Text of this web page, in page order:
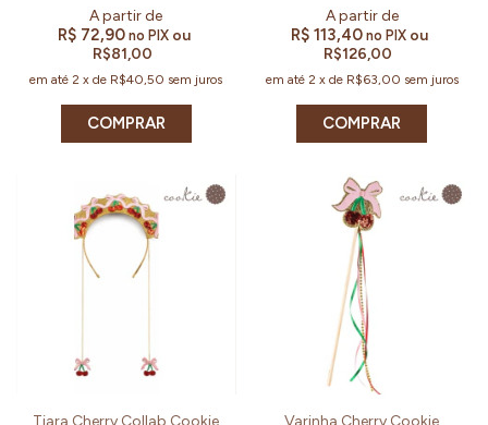
R$ 72,90no PIX ou
R$81,00
em até2 xde R$40,50 sem juros
COMPRAR
R$ 113,40 no PIX ou
R$126,00
em até 2 x de R$63,00 sem juros
Tiara Cherry Collab Cookie
Varinha Cherry Cookie